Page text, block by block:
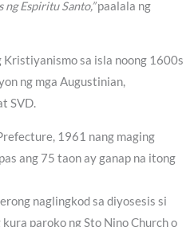
Espiritu Santo,”paalala ng
Kristiyanismo sa isla noong 1600s
ng mga Augustinian,
SVD.
1961 nang maging
ang 75 taon ay ganap na itong
naglingkod sa diyosesis si
paroko ng Sto Nino Church o